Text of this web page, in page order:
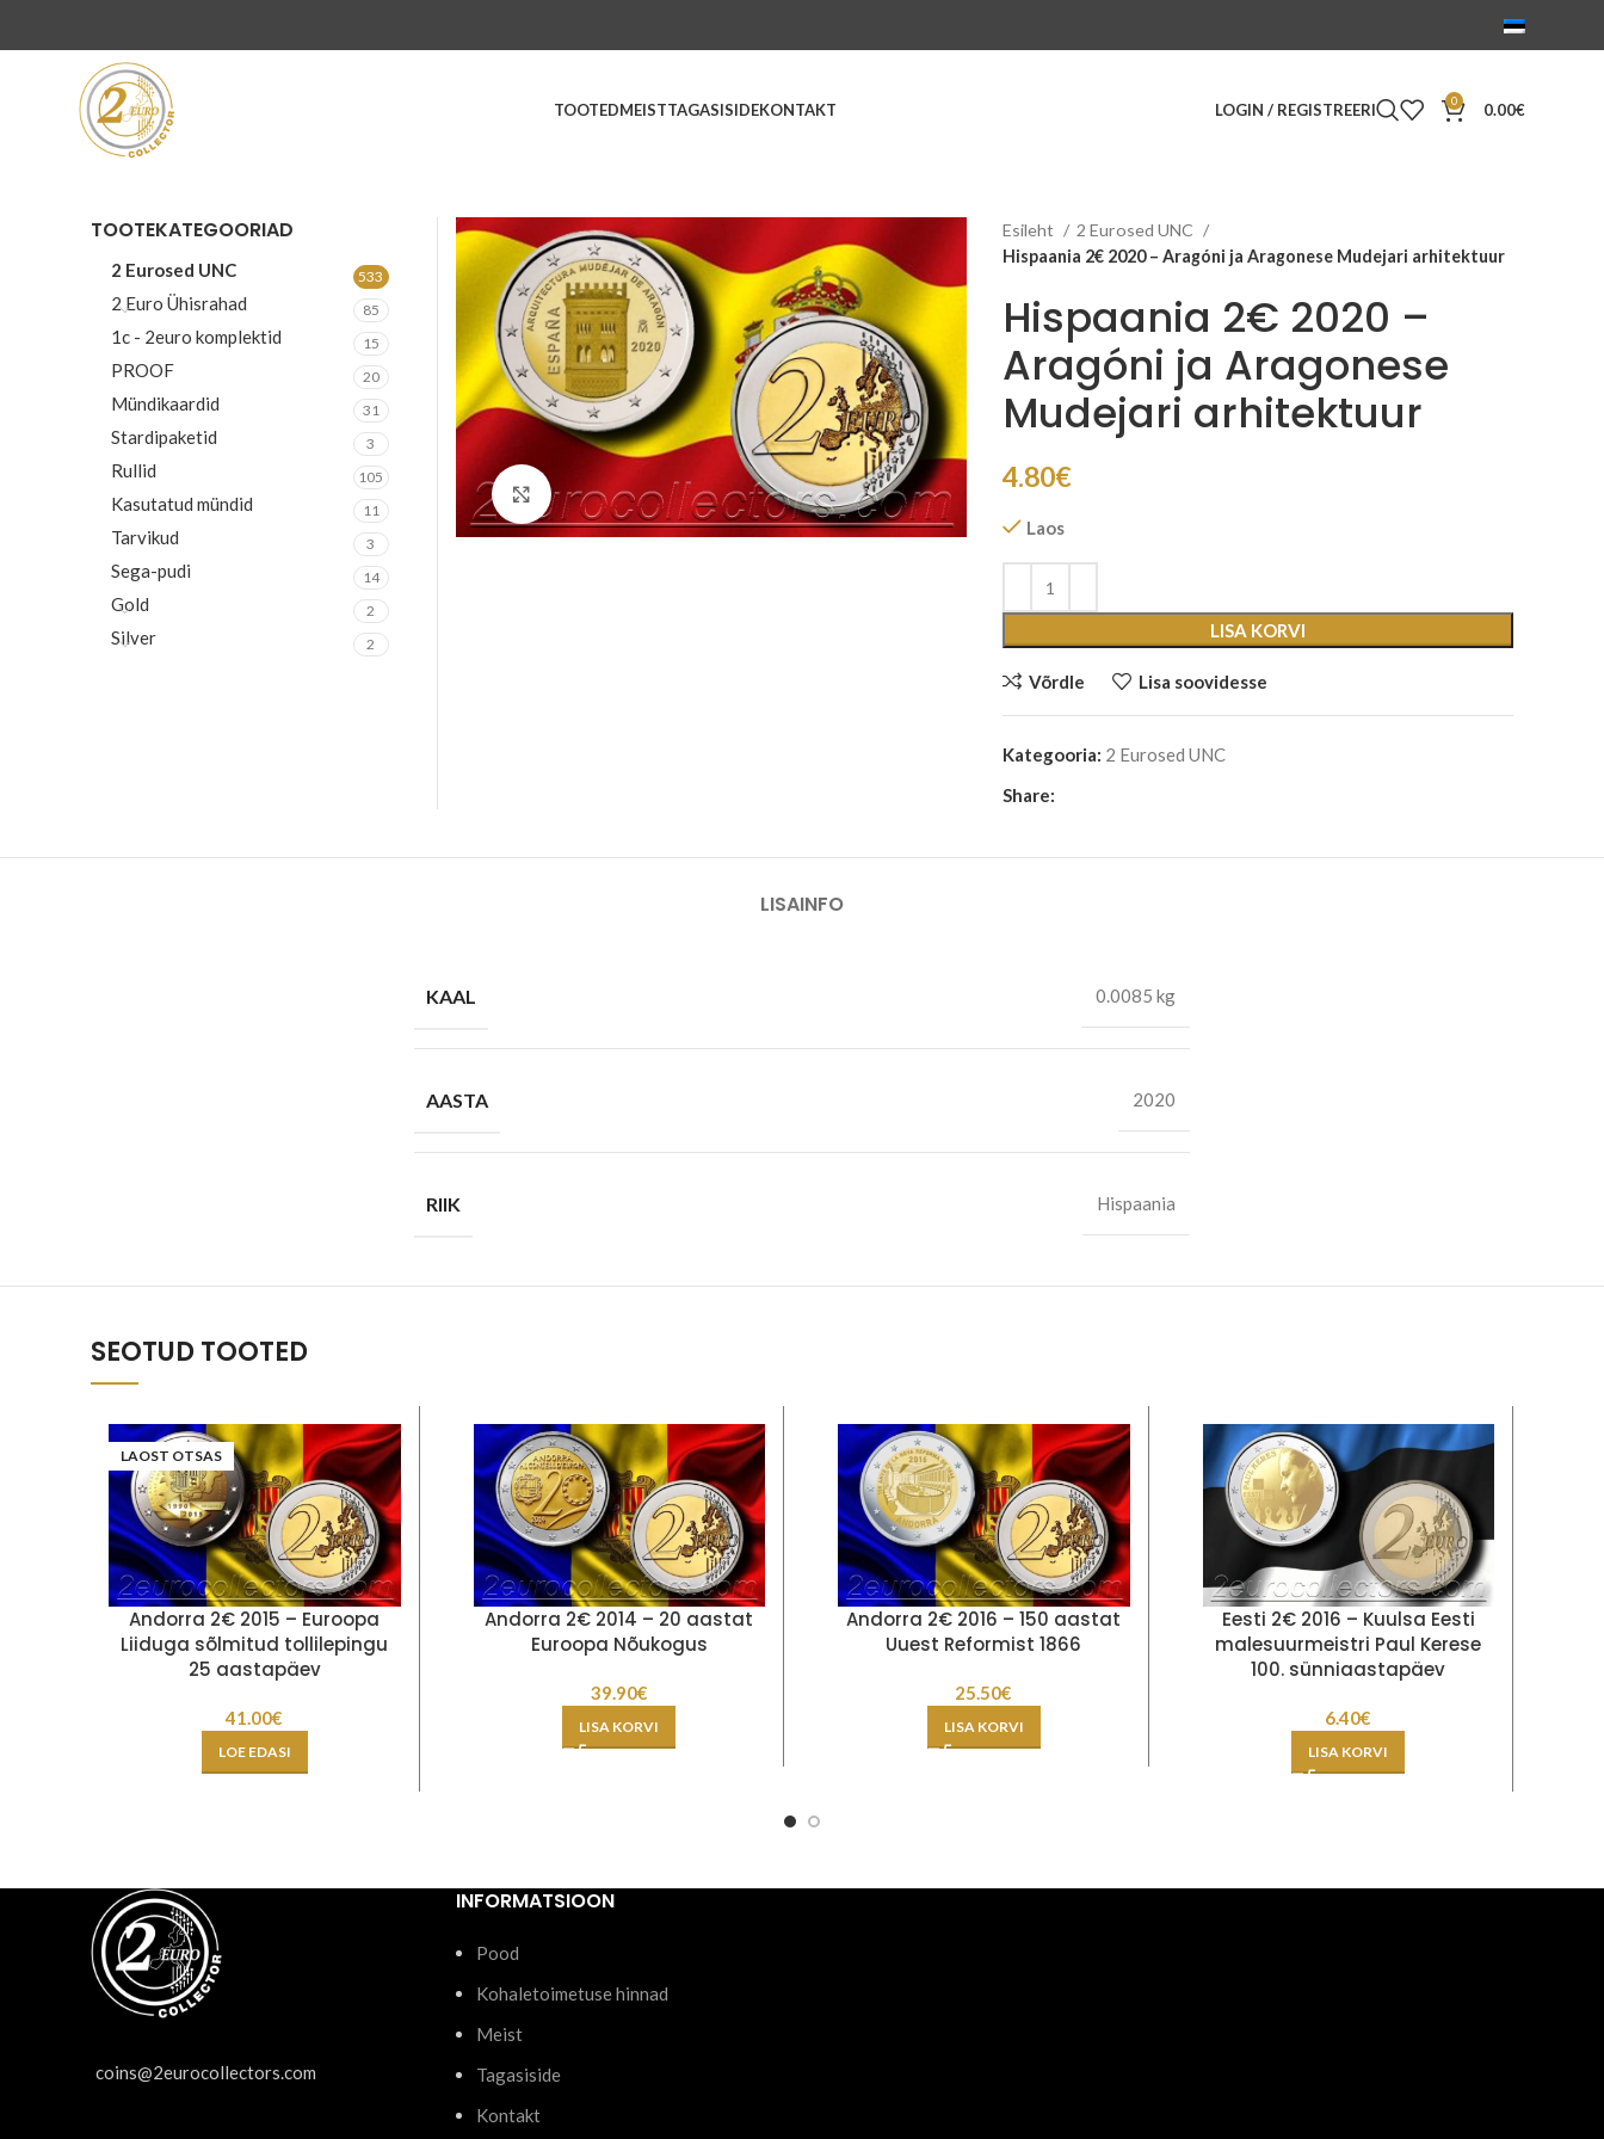
TOOTEDMEISTTAGASISIDEKONTAKT LOGIN / REGISTREERI 0 0.00€
Suurenda
Esileht
2 Eurosed UNC
Hispaania 2€ 2020 – Aragóni ja Aragonese Mudejari arhitektuur
Hispaania 2€ 2020 –
Aragóni ja Aragonese
Mudejari arhitektuur
4.80€
Laos
LISA KORVI
Võrdle Lisa soovidesse
Kategooria: 2 Eurosed UNC
Share:
TOOTEKATEGOORIAD
2 Eurosed UNC 533
2 Euro Ühisrahad 85
1c - 2euro komplektid 15
PROOF 20
Mündikaardid 31
Stardipaketid 3
Rullid 105
Kasutatud mündid 11
Tarvikud 3
Sega-pudi 14
Gold 2
Silver 2
LISAINFO
KAAL 0.0085 kg
AASTA 2020
RIIK Hispaania
SEOTUD TOOTED
LAOST OTSAS
Andorra 2€ 2015 – Euroopa
Liiduga sõlmitud tollilepingu
25 aastapäev
41.00€
LOE EDASI
Andorra 2€ 2014 – 20 aastat
Euroopa Nõukogus
39.90€
LISA KORVI
Andorra 2€ 2016 – 150 aastat
Uuest Reformist 1866
25.50€
LISA KORVI
Eesti 2€ 2016 – Kuulsa Eesti
malesuurmeistri Paul Kerese
100. sünniaastapäev
6.40€
LISA KORVI
coins@2eurocollectors.com
INFORMATSIOON
Pood
Kohaletoimetuse hinnad
Meist
Tagasiside
Kontakt